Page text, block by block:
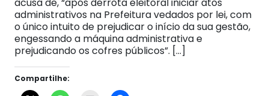
acusa de, “após derrota eleitoral iniciar atos
administrativos na Prefeitura vedados por lei, com
o único intuito de prejudicar o início da sua gestão,
engessando a máquina administrativa e
prejudicando os cofres públicos”. […]
Compartilhe: